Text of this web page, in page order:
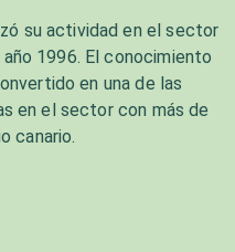
su actividad en el sector
1996. El conocimiento
en una de las
en el sector con más de
canario.